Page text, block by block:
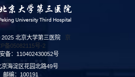
北京大学第三医院 京
备05082115号-2
备：110402430052号
京海淀区花园北路49号
邮编：100191